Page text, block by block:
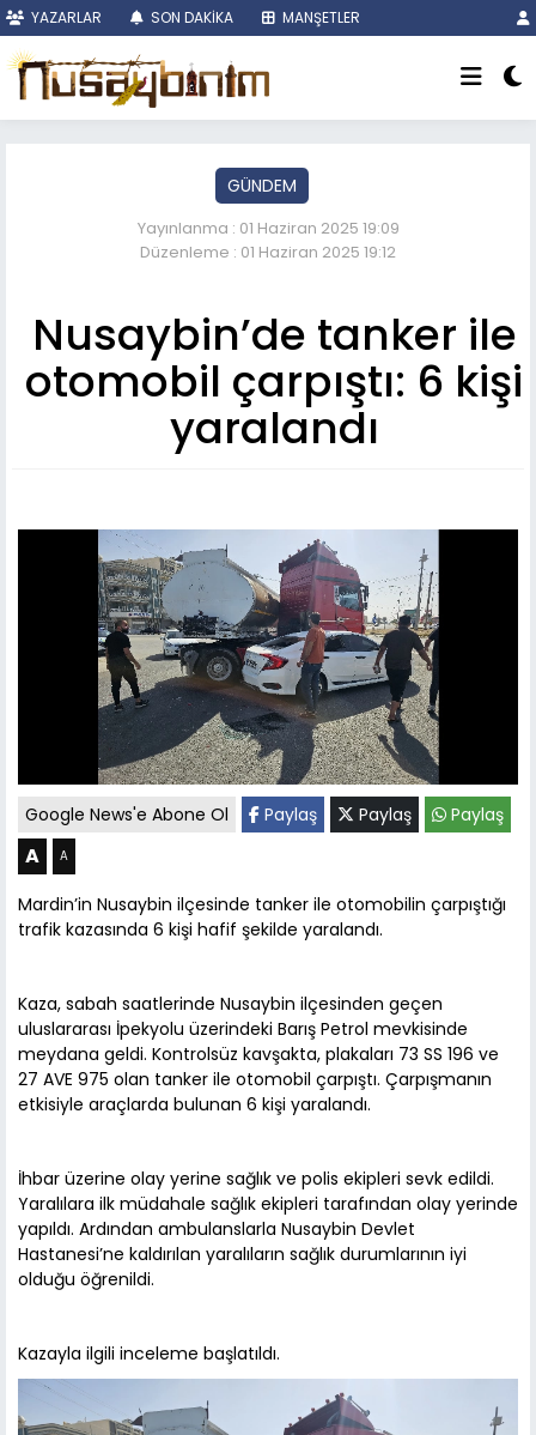
YAZARLAR SON DAKİKA MANŞETLER
GÜNDEM
Yayınlanma : 01 Haziran 2025 19:09
Düzenleme : 01 Haziran 2025 19:12
Nusaybin’de tanker ile
otomobil çarpıştı: 6 kişi
yaralandı
Google News'e Abone Ol Paylaş Paylaş Paylaş
A A
Mardin’in Nusaybin ilçesinde tanker ile otomobilin çarpıştığı
trafik kazasında 6 kişi hafif şekilde yaralandı.
Kaza, sabah saatlerinde Nusaybin ilçesinden geçen
uluslararası İpekyolu üzerindeki Barış Petrol mevkisinde
meydana geldi. Kontrolsüz kavşakta, plakaları 73 SS 196 ve
27 AVE 975 olan tanker ile otomobil çarpıştı. Çarpışmanın
etkisiyle araçlarda bulunan 6 kişi yaralandı.
İhbar üzerine olay yerine sağlık ve polis ekipleri sevk edildi.
Yaralılara ilk müdahale sağlık ekipleri tarafından olay yerinde
yapıldı. Ardından ambulanslarla Nusaybin Devlet
Hastanesi’ne kaldırılan yaralıların sağlık durumlarının iyi
olduğu öğrenildi.
Kazayla ilgili inceleme başlatıldı.